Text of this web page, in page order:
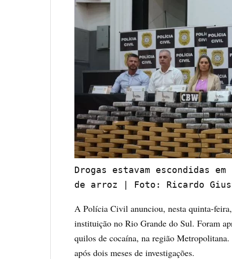
Drogas estavam escondidas
de arroz
| Foto: Ricardo
A Polícia Civil anunciou, nesta quinta-
instituição no Rio Grande do Sul. Foram
quilos de cocaína, na região
após dois meses de investigações.